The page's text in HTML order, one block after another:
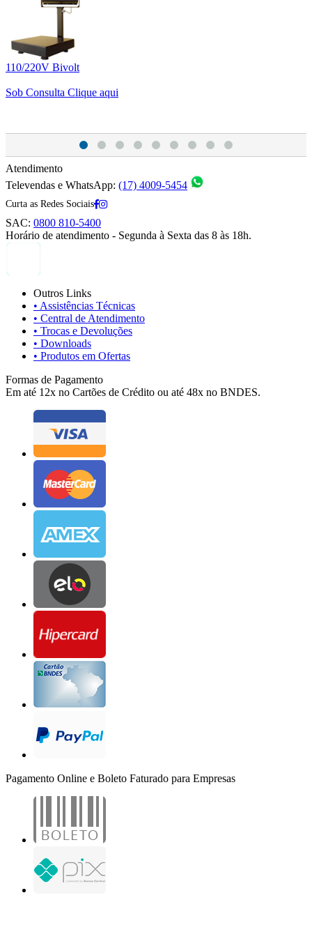
110/220V Bivolt
Sob Consulta Clique aqui
Atendimento
Televendas e WhatsApp: (17) 4009-5454
Curta as Redes Sociais
SAC: 0800 810-5400
Horário de atendimento - Segunda à Sexta das 8 às 18h.
Outros Links
• Assistências Técnicas
• Central de Atendimento
• Trocas e Devoluções
• Downloads
• Produtos em Ofertas
Formas de Pagamento
Em até 12x no Cartões de Crédito ou até 48x no BNDES.
Pagamento Online e Boleto Faturado para Empresas